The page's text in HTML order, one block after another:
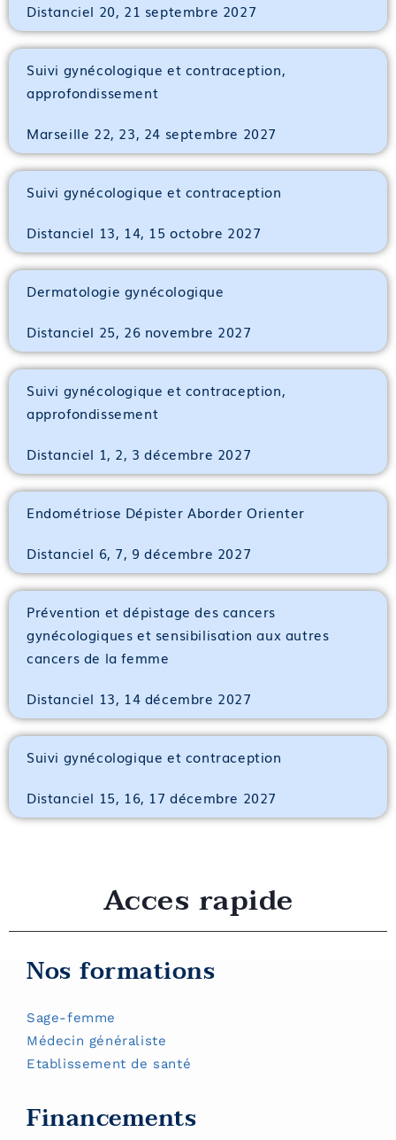
Distanciel 20, 21 septembre 2027
Suivi gynécologique et contraception,
approfondissement
Marseille 22, 23, 24 septembre 2027
Suivi gynécologique et contraception
Distanciel 13, 14, 15 octobre 2027
Dermatologie gynécologique
Distanciel 25, 26 novembre 2027
Suivi gynécologique et contraception,
approfondissement
Distanciel 1, 2, 3 décembre 2027
Endométriose Dépister Aborder Orienter
Distanciel 6, 7, 9 décembre 2027
Prévention et dépistage des cancers
gynécologiques et sensibilisation aux autres
cancers de la femme
Distanciel 13, 14 décembre 2027
Suivi gynécologique et contraception
Distanciel 15, 16, 17 décembre 2027
Acces rapide
Nos formations
Sage-femme
Médecin généraliste
Etablissement de santé
Financements